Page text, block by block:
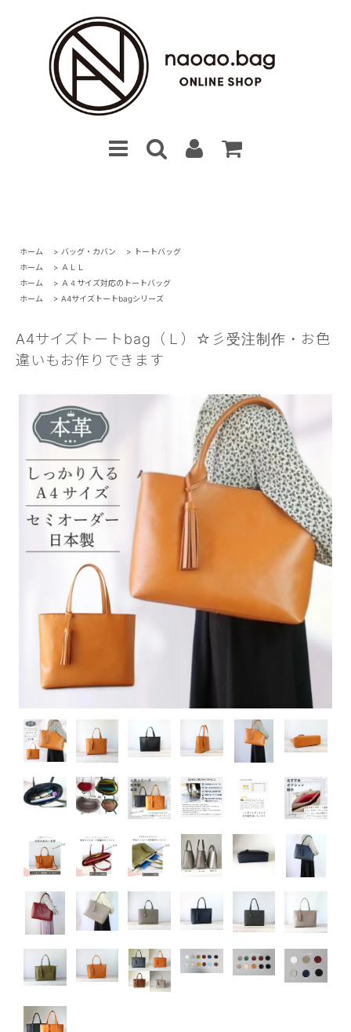
ホーム > バッグ・カバン > トートバッグ
ホーム
> ＡＬＬ
ホーム
> Ａ４サイズ対応のトートバッグ
ホーム
> A4サイズトートbagシリーズ
A4サイズトートbag（Ｌ）☆彡受注制作・お色
違いもお作りできます